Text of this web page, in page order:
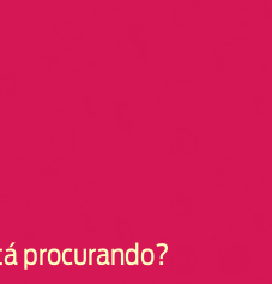
procurando?